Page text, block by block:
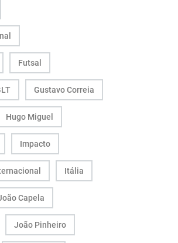
Futsal
Gustavo Correia
Hugo Miguel
Impacto
Itália
Capela
João Pinheiro